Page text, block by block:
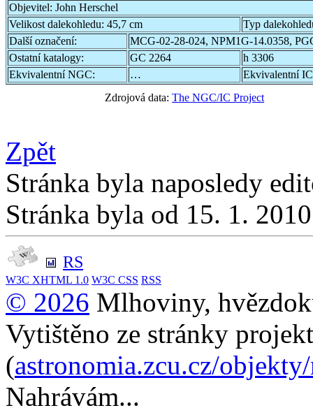
Objevitel: John Herschel
Velikost dalekohledu: 45,7 cm
Typ
Další označení:
MCG-02-28-024, NPM1G-14.0358,
Ostatní katalogy:
GC 2264
h 3306
Ekvivalentní NGC:
…
Ekvivalentní
Zdrojová data: The NGC/IC Project
Zpět
Stránka byla naposledy
Stránka byla od 15. 1.
RS
W3C XHTML 1.0 W3C CSS RSS
© 2026 Mlhoviny,
Vytištěno ze stránky
(astronomia.zcu.cz/
Nahrávám...